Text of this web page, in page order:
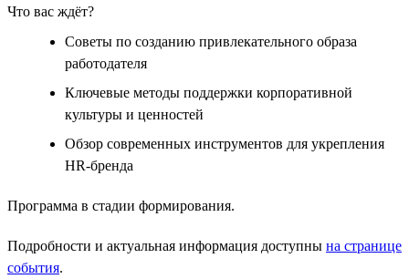
Что вас ждёт?
Советы по созданию привлекательного образа
работодателя
Ключевые методы поддержки корпоративной
культуры и ценностей
Обзор современных инструментов для укрепления
HR-бренда
Программа в стадии формирования.
Подробности и актуальная информация доступны на странице
события.